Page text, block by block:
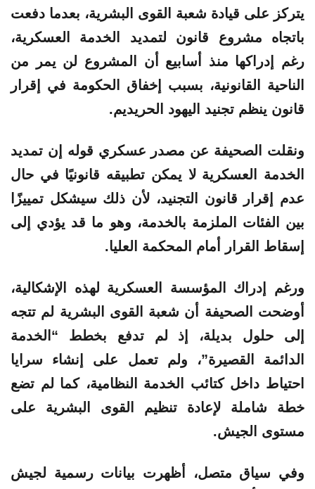
يتركز على قيادة شعبة القوى البشرية، بعدما دفعت
باتجاه مشروع قانون لتمديد الخدمة العسكرية،
رغم إدراكها منذ أسابيع أن المشروع لن يمر من
الناحية القانونية، بسبب إخفاق الحكومة في إقرار
قانون ينظم تجنيد اليهود الحريديم.
ونقلت الصحيفة عن مصدر عسكري قوله إن تمديد
الخدمة العسكرية لا يمكن تطبيقه قانونيًا في حال
عدم إقرار قانون التجنيد، لأن ذلك سيشكل تمييزًا
بين الفئات الملزمة بالخدمة، وهو ما قد يؤدي إلى
إسقاط القرار أمام المحكمة العليا.
ورغم إدراك المؤسسة العسكرية لهذه الإشكالية،
أوضحت الصحيفة أن شعبة القوى البشرية لم تتجه
إلى حلول بديلة، إذ لم تدفع بخطط “الخدمة
الدائمة القصيرة”، ولم تعمل على إنشاء سرايا
احتياط داخل كتائب الخدمة النظامية، كما لم تضع
خطة شاملة لإعادة تنظيم القوى البشرية على
مستوى الجيش.
وفي سياق متصل، أظهرت بيانات رسمية لجيش